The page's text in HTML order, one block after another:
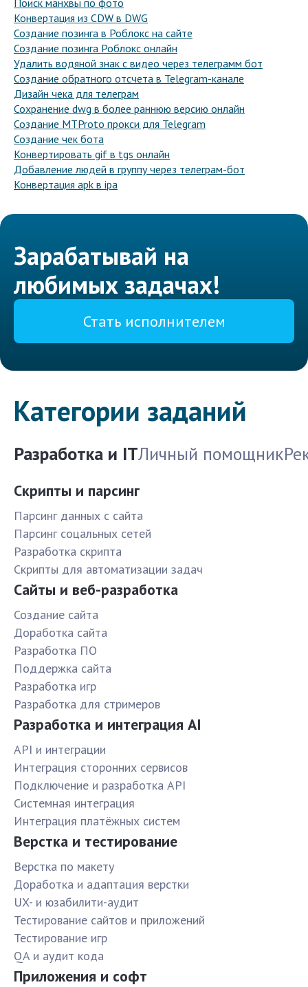
Поиск манхвы по фото
Конвертация из CDW в DWG
Создание позинга в Роблокс на сайте
Создание позинга Роблокс онлайн
Удалить водяной знак с видео через телеграмм бот
Создание обратного отсчета в Telegram-канале
Дизайн чека для телеграм
Сохранение dwg в более раннюю версию онлайн
Создание MTProto прокси для Telegram
Создание чек бота
Конвертировать gif в tgs онлайн
Добавление людей в группу через телеграм-бот
Конвертация apk в ipa
Зарабатывай на
любимых задачах!
Стать исполнителем
Категории заданий
Разработка и ITЛичный помощник
Скрипты и парсинг
Парсинг данных с сайта
Парсинг соцальных сетей
Разработка скрипта
Скрипты для автоматизации задач
Сайты и веб-разработка
Создание сайта
Доработка сайта
Разработка ПО
Поддержка сайта
Разработка игр
Разработка для стримеров
Разработка и интеграция AI
API и интеграции
Интеграция сторонних сервисов
Подключение и разработка API
Системная интеграция
Интеграция платёжных систем
Верстка и тестирование
Верстка по макету
Доработка и адаптация верстки
UX- и юзабилити-аудит
Тестирование сайтов и приложений
Тестирование игр
QA и аудит кода
Приложения и софт